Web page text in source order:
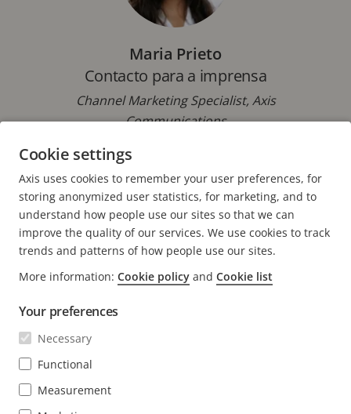
Maria Prieto
Contacto para a imprensa
Channel Marketing Specialist, Axis
Communications
Telefone: +34 618 549 369
E-mail:maria.prieto@axis.com
FOOTER
CONTACTO
Contacte-nos
Centro de experiência
NOTÍCIAS E HISTÓRIAS
Histórias de clientes
Life at Axis
Engineering at Axis
SUBSCREVER
Subscrever o boletim informativo
Cookie settings
Axis uses cookies to remember your user preferences, for
storing anonymized user statistics, for marketing, and to
understand how people use our sites so that we can
improve the quality of our services. We use cookies to track
trends and patterns of how people use our sites.
More information: Cookie policy and Cookie list
Your preferences
Necessary
Functional
Measurement